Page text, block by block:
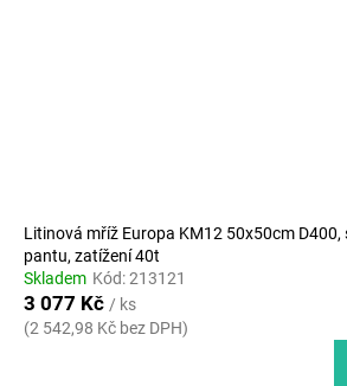
Litinová mříž Europa KM12 50x50cm D400,
pantu, zatížení 40t
Skladem Kód:213121
3 077 Kč / ks
(2 542,98 Kč bez DPH)